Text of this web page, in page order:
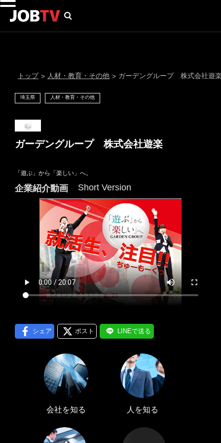
通知設定
メール通知
LINE通知
トップ > 人材・教育・その他 > ガーデングループ 株式会社遊
埼玉県 人材・教育・その他
ガーデングループ 株式会社遊楽
「遊ぶ」から「楽しい」へ。
企業紹介動画 Short Version
シェア ポスト LINEで送る
会社を知る 人を知る
にはプロフィール画像のアップロードが必要です
プロフィール編集する ＞
会員登録する ＞
ログインする ＞